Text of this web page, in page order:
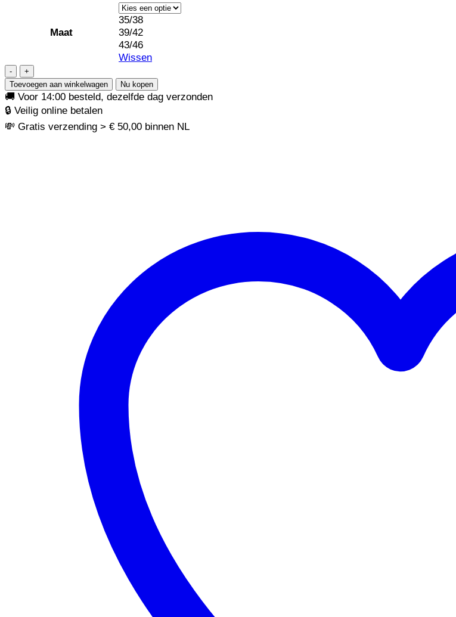
Maat
35/38
39/42
43/46
Wissen
Alpaca
Sokken
Dun
aantal
Toevoegen aan winkelwagen Nu kopen
🚚 Voor 14:00 besteld, dezelfde dag verzonden
🔒 Veilig online betalen
💸 Gratis verzending > € 50,00 binnen NL